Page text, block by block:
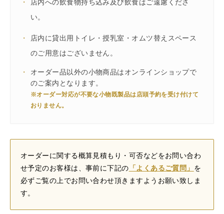
・
店内への飲食物持ち込み及び飲食はご遠慮くださ
い。
・
店内に貸出用トイレ・授乳室・オムツ替えスペース
のご用意はございません。
・
オーダー品以外の小物商品はオンラインショップで
のご案内となります。
※オーダー対応が不要な小物既製品は店頭予約を受け付けて
おりません。
オーダーに関する概算見積もり・可否などをお問い合わ
せ予定のお客様は、事前に下記の 「よくあるご質問」 を
必ずご覧の上でお問い合わせ頂きますようお願い致しま
す。